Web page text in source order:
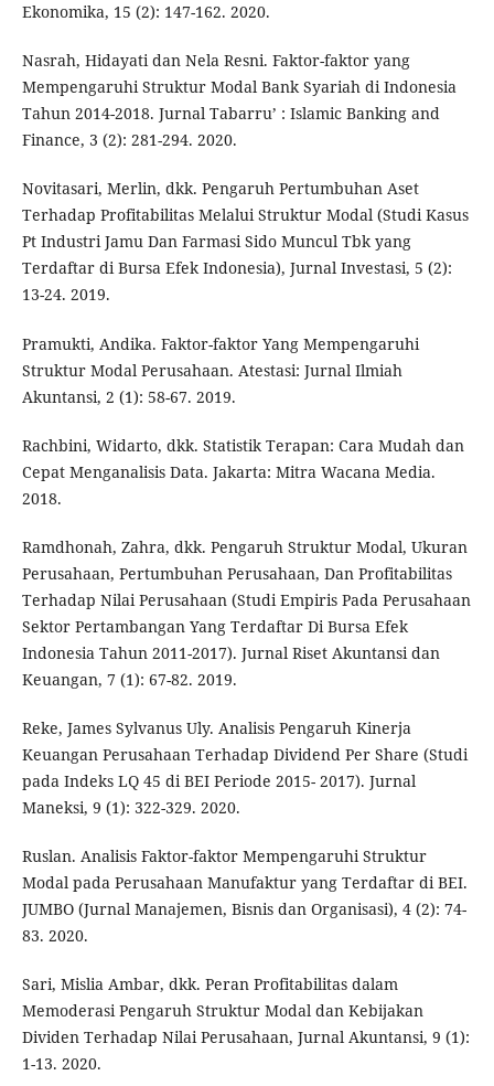
Ekonomika, 15 (2): 147-162. 2020.
Nasrah, Hidayati dan Nela Resni. Faktor-faktor yang
Mempengaruhi Struktur Modal Bank Syariah di Indonesia
Tahun 2014-2018. Jurnal Tabarru’ : Islamic Banking and
Finance, 3 (2): 281-294. 2020.
Novitasari, Merlin, dkk. Pengaruh Pertumbuhan Aset
Terhadap Profitabilitas Melalui Struktur Modal (Studi Kasus
Pt Industri Jamu Dan Farmasi Sido Muncul Tbk yang
Terdaftar di Bursa Efek Indonesia), Jurnal Investasi, 5 (2):
13-24. 2019.
Pramukti, Andika. Faktor-faktor Yang Mempengaruhi
Struktur Modal Perusahaan. Atestasi: Jurnal Ilmiah
Akuntansi, 2 (1): 58-67. 2019.
Rachbini, Widarto, dkk. Statistik Terapan: Cara Mudah dan
Cepat Menganalisis Data. Jakarta: Mitra Wacana Media.
2018.
Ramdhonah, Zahra, dkk. Pengaruh Struktur Modal, Ukuran
Perusahaan, Pertumbuhan Perusahaan, Dan Profitabilitas
Terhadap Nilai Perusahaan (Studi Empiris Pada Perusahaan
Sektor Pertambangan Yang Terdaftar Di Bursa Efek
Indonesia Tahun 2011-2017). Jurnal Riset Akuntansi dan
Keuangan, 7 (1): 67-82. 2019.
Reke, James Sylvanus Uly. Analisis Pengaruh Kinerja
Keuangan Perusahaan Terhadap Dividend Per Share (Studi
pada Indeks LQ 45 di BEI Periode 2015- 2017). Jurnal
Maneksi, 9 (1): 322-329. 2020.
Ruslan. Analisis Faktor-faktor Mempengaruhi Struktur
Modal pada Perusahaan Manufaktur yang Terdaftar di BEI.
JUMBO (Jurnal Manajemen, Bisnis dan Organisasi), 4 (2): 74-
83. 2020.
Sari, Mislia Ambar, dkk. Peran Profitabilitas dalam
Memoderasi Pengaruh Struktur Modal dan Kebijakan
Dividen Terhadap Nilai Perusahaan, Jurnal Akuntansi, 9 (1):
1-13. 2020.